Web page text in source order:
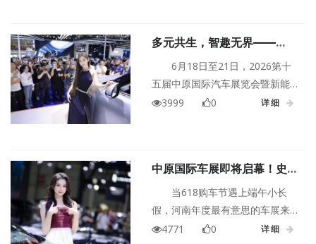
多元共生，智趣无界——
2026第十五届中原国际车展
明日启幕
6月18日至21日，2026第十
五届中原国际汽车展览会暨新能
源·智能出行展，将登陆郑州国际
3999 0 详细
中原国际车展即将启幕！史无
前例「网红车模+汉服巡游
+红包雨」🧧一张门票玩到嗨
当618购车节遇上端午小长
假，河南年度最有意思的车展来
了！2026第十五届中原国际车展
4771 0 详细